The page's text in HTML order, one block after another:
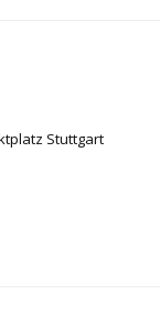
Stuttgart